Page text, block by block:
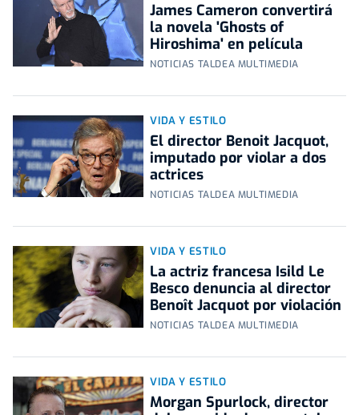
James Cameron convertirá
la novela 'Ghosts of
Hiroshima' en película
NOTICIAS TALDEA MULTIMEDIA
VIDA Y ESTILO
El director Benoit Jacquot,
imputado por violar a dos
actrices
NOTICIAS TALDEA MULTIMEDIA
VIDA Y ESTILO
La actriz francesa Isild Le
Besco denuncia al director
Benoît Jacquot por violación
NOTICIAS TALDEA MULTIMEDIA
VIDA Y ESTILO
Morgan Spurlock, director